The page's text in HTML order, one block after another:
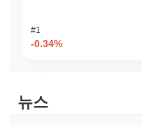
인 공격에 대한 보안을 강
통해 정렬되며, 검증자는
을 억제하고 모든 참가자
다. 또한, 네트워크는 정기
#1
-0.34%
뉴스